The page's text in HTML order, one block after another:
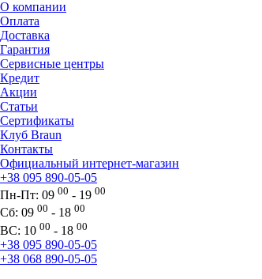
О компании
Оплата
Доставка
Гарантия
Сервисные центры
Кредит
Акции
Статьи
Сертификаты
Клуб Braun
Контакты
Официальный интернет-магазин
+38 095 890-05-05
Пн-Пт: 09 00 - 19 00
Сб: 09 00 - 18 00
ВС: 10 00 - 18 00
+38 095 890-05-05
+38 068 890-05-05